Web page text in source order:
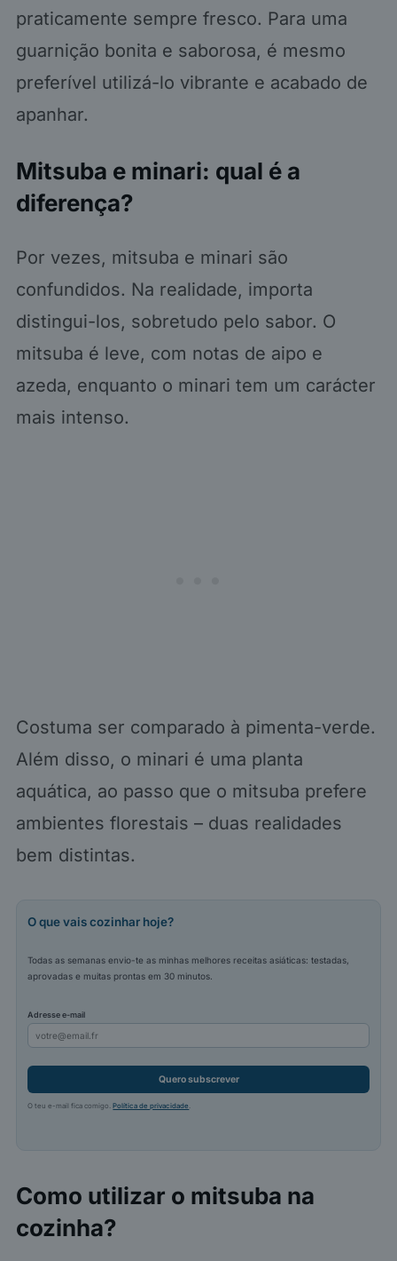
praticamente sempre fresco. Para uma
guarnição bonita e saborosa, é mesmo
preferível utilizá-lo vibrante e acabado de
apanhar.
Mitsuba e minari: qual é a
diferença?
Por vezes, mitsuba e minari são
confundidos. Na realidade, importa
distingui-los, sobretudo pelo sabor. O
mitsuba é leve, com notas de aipo e
azeda, enquanto o minari tem um carácter
mais intenso.
Costuma ser comparado à pimenta-verde.
Além disso, o minari é uma planta
aquática, ao passo que o mitsuba prefere
ambientes florestais – duas realidades
bem distintas.
O que vais cozinhar hoje?
Todas as semanas envio-te as minhas melhores receitas asiáticas: testadas,
aprovadas e muitas prontas em 30 minutos.
Adresse e-mail
Quero subscrever
O teu e-mail fica comigo.Política de privacidade .
Como utilizar o mitsuba na
cozinha?